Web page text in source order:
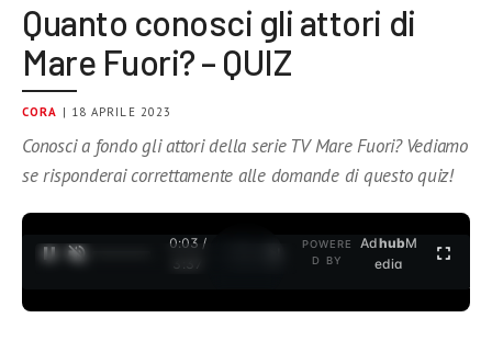
Quanto conosci gli attori di
Mare Fuori? – QUIZ
CORA | 18 APRILE 2023
Conosci a fondo gli attori della serie TV Mare Fuori? Vediamo
se risponderai correttamente alle domande di questo quiz!
0:03 /
3:37
POWERE
D BY
AdhubM
edia